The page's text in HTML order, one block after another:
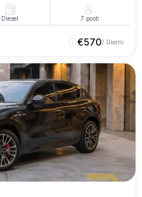
Diesel 7 posti
€570/ Giorni